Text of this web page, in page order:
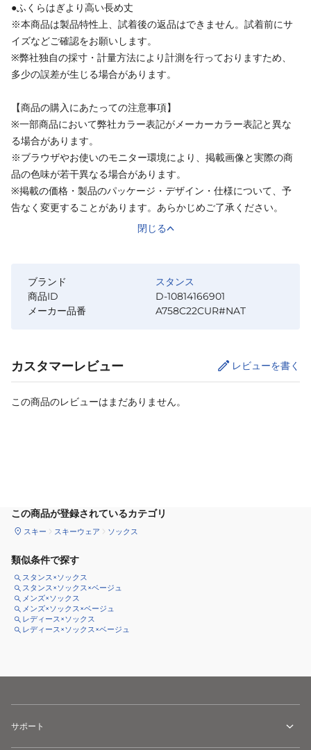
●ふくらはぎより高い長め丈
※本商品は製品特性上、試着後の返品はできません。試着前にサ
イズなどご確認をお願いします。
※弊社独自の採寸・計量方法により計測を行っておりますため、
多少の誤差が生じる場合があります。
【商品の購入にあたっての注意事項】
※一部商品において弊社カラー表記がメーカーカラー表記と異な
る場合があります。
※ブラウザやお使いのモニター環境により、掲載画像と実際の商
品の色味が若干異なる場合があります。
※掲載の価格・製品のパッケージ・デザイン・仕様について、予
告なく変更することがあります。あらかじめご了承ください。
閉じる
ブランド
スタンス
商品ID
D-10814166901
メーカー品番
A758C22CUR#NAT
カスタマーレビュー レビューを書く
この商品のレビューはまだありません。
この商品が登録されているカテゴリ
スキー スキーウェア ソックス
類似条件で探す
スタンス×ソックス
スタンス×ソックス×ベージュ
メンズ×ソックス
メンズ×ソックス×ベージュ
レディース×ソックス
レディース×ソックス×ベージュ
サポート